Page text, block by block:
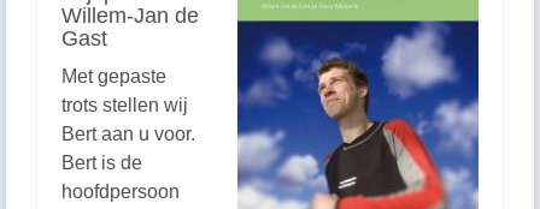
Willem-Jan de
Gast
Met gepaste
trots stellen wij
Bert aan u voor.
Bert is de
hoofdpersoon